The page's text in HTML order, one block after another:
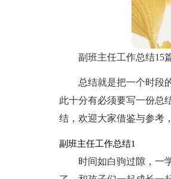
副班主任工作总结15
总结就是把一个时段
此十分有必须要写一份总
结，欢迎大家借鉴与参考
副班主任工作总结1
时间如白驹过隙，一